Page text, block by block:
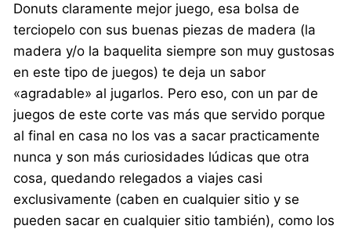
Donuts claramente mejor juego, esa bolsa de
terciopelo con sus buenas piezas de madera (la
madera y/o la baquelita siempre son muy gustosas
en este tipo de juegos) te deja un sabor
«agradable» al jugarlos. Pero eso, con un par de
juegos de este corte vas más que servido porque
al final en casa no los vas a sacar practicamente
nunca y son más curiosidades lúdicas que otra
cosa, quedando relegados a viajes casi
exclusivamente (caben en cualquier sitio y se
pueden sacar en cualquier sitio también), como los